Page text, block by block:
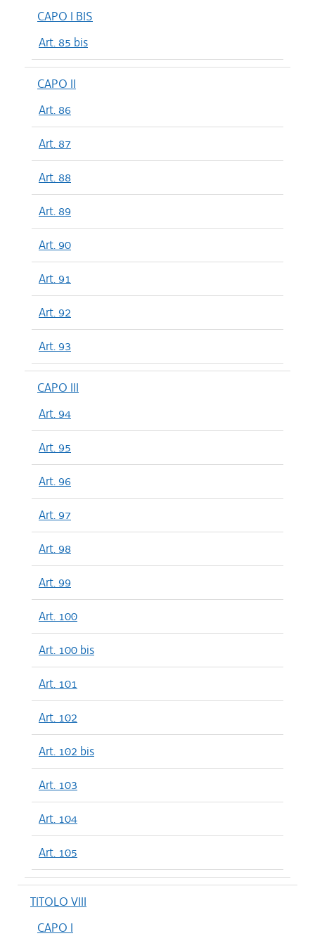
CAPO I BIS
Art. 85 bis
CAPO II
Art. 86
Art. 87
Art. 88
Art. 89
Art. 90
Art. 91
Art. 92
Art. 93
CAPO III
Art. 94
Art. 95
Art. 96
Art. 97
Art. 98
Art. 99
Art. 100
Art. 100 bis
Art. 101
Art. 102
Art. 102 bis
Art. 103
Art. 104
Art. 105
TITOLO VIII
CAPO I